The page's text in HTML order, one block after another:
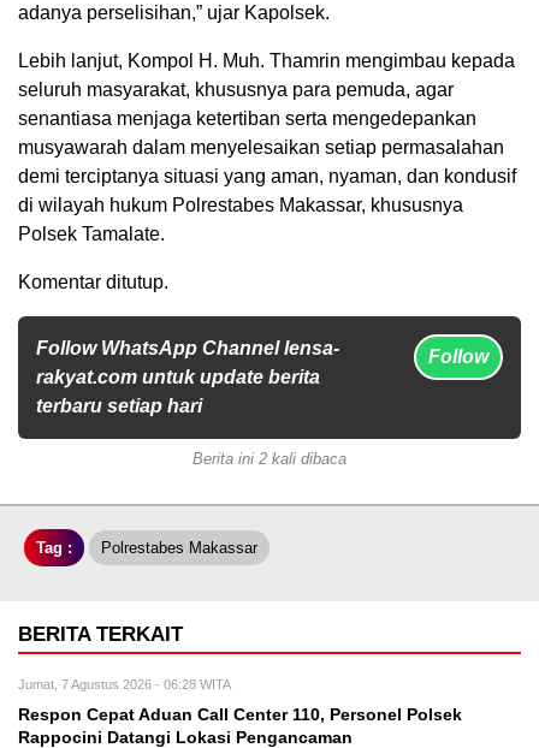
adanya perselisihan,” ujar Kapolsek.
Lebih lanjut, Kompol H. Muh. Thamrin mengimbau kepada
seluruh masyarakat, khususnya para pemuda, agar
senantiasa menjaga ketertiban serta mengedepankan
musyawarah dalam menyelesaikan setiap permasalahan
demi terciptanya situasi yang aman, nyaman, dan kondusif
di wilayah hukum Polrestabes Makassar, khususnya
Polsek Tamalate.
Komentar ditutup.
Follow WhatsApp Channel lensa-
rakyat.com untuk update berita
terbaru setiap hari
Follow
Berita ini 2 kali dibaca
Tag : Polrestabes Makassar
BERITA TERKAIT
Jumat, 7 Agustus 2026 - 06:28 WITA
Respon Cepat Aduan Call Center 110, Personel Polsek
Rappocini Datangi Lokasi Pengancaman